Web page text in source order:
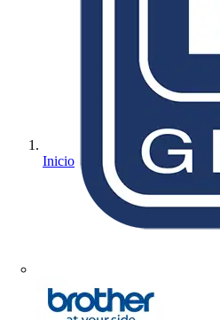
Inicio